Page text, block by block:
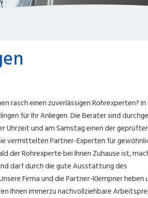
rasch einen zuverlässigen Rohrexperten?
für Ihr Anliegen. Die Berater sind
Uhrzeit und am Samstag einen der
vermittelten Partner-Experten für
der Rohrexperte bei Ihnen Zuhause ist,
darf durch die gute Ausstattung des
Firma und die Partner-Klempner heben
Ihnen immerzu nachvollziehbare